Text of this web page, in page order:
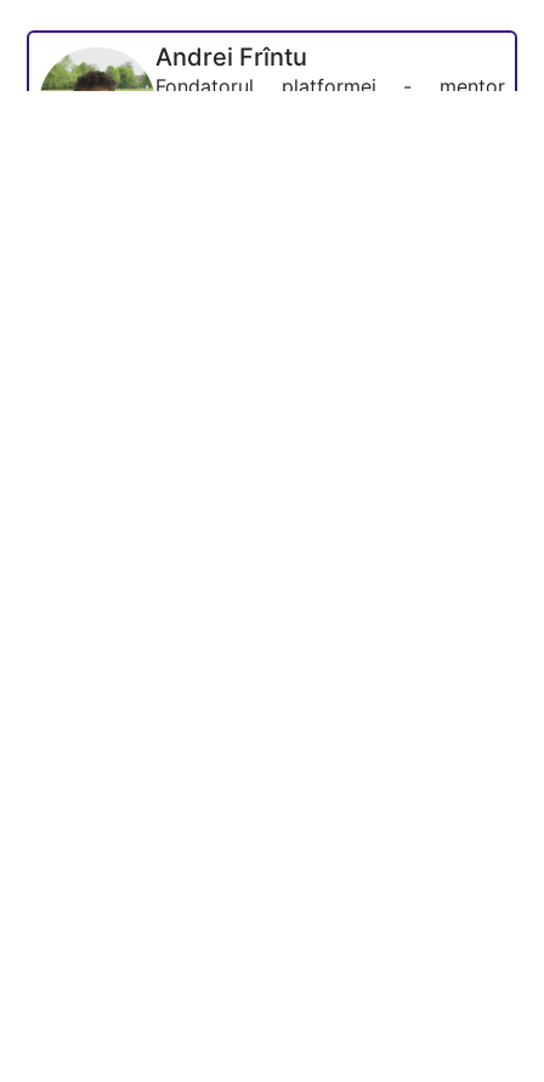
Andrei Frîntu
Fondatorul platformei - mentor